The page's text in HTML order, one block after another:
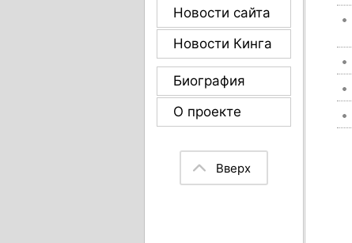
Новости сайта
Новости Кинга
Биография
О проекте
Вверх